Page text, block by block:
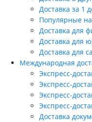
Доставка за 1
Популярные
Доставка для
Доставка для
Доставка для
Международная
Экспресс-
Экспресс-
Экспресс-
Экспресс-
Доставка